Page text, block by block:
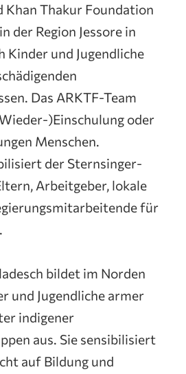
Khan Thakur Foundation
der Region Jessore in
Kinder und Jugendliche
Das ARKTF-Team
)Einschulung oder
Menschen.
der Sternsinger-
Arbeitgeber, lokale
für
bildet im Norden
und Jugendliche armer
indigener
aus. Sie sensibilisiert
auf Bildung und